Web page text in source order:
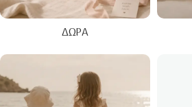
ΔΏΡΑ